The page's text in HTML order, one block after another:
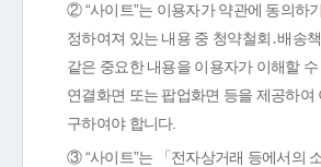
② “사이트”는 이용자가 약관에 동의하
정하여져 있는 내용 중 청약철회․배송
같은 중요한 내용을 이용자가 이해할
연결화면 또는 팝업화면 등을 제공하여
구하여야 합니다.
③ “사이트”는 「전자상거래 등에서의